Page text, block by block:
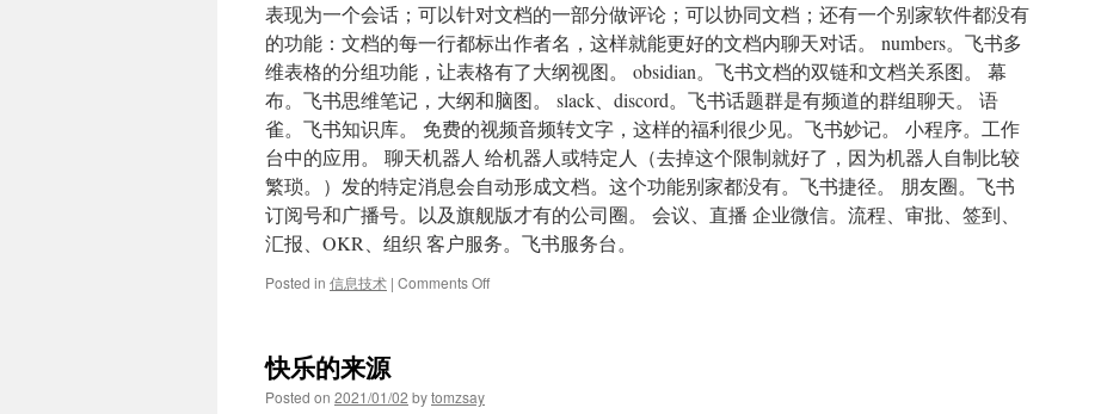
表现为一个会话；可以针对文档的一部分做评论；可以协同文档；还有一个别家软件都没有
的功能：文档的每一行都标出作者名，这样就能更好的文档内聊天对话。 numbers。飞书多
维表格的分组功能，让表格有了大纲视图。 obsidian。飞书文档的双链和文档关系图。 幕
布。飞书思维笔记，大纲和脑图。 slack、discord。飞书话题群是有频道的群组聊天。 语
雀。飞书知识库。 免费的视频音频转文字，这样的福利很少见。飞书妙记。 小程序。工作
台中的应用。 聊天机器人 给机器人或特定人（去掉这个限制就好了，因为机器人自制比较
繁琐。）发的特定消息会自动形成文档。这个功能别家都没有。飞书捷径。 朋友圈。飞书
订阅号和广播号。以及旗舰版才有的公司圈。 会议、直播 企业微信。流程、审批、签到、
汇报、OKR、组织 客户服务。飞书服务台。
Posted in 信息技术 | Comments Offon
快乐的来源
Posted on 2021/01/02 bytomzsay